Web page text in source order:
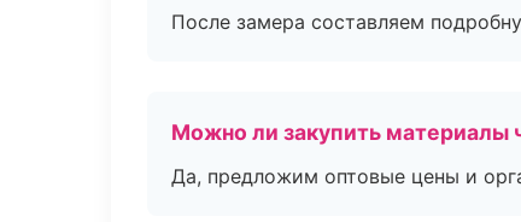
После замера составляем
Можно ли закупить материалы
Да, предложим оптовые цены и